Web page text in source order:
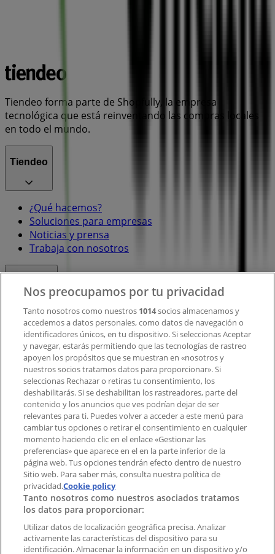
Tiendeo forma parte de Shopfully, la empresa
tecnológica que está reinventando las compras locales
en todo el mundo.
Tiendeo
¿Qué hacemos?
Soluciones para empresas
Noticias y prensa
Trabaja con nosotros
Contacto comercial y de marketing
Tienda mal colocada en el mapa
Notificar un folleto
¿Encontraste un problema en la web o en la
aplicación?
Índices
Marcas
Marcas locales
Negocios
Negocios cercanos
Productos
Productos locales
Ciudades
Nos preocupamos por tu privacidad
Tanto nosotros como nuestros 1014socios almacenamos y
accedemos a datos personales, como datos de navegación o
identificadores únicos, en tu dispositivo. Si seleccionas Aceptar
y navegar, estarás permitiendo que las tecnologías de rastreo
apoyen los propósitos que se muestran en «nosotros y
nuestros socios tratamos datos para proporcionar». Si
seleccionas Rechazar o retiras tu consentimiento, los
deshabilitarás. Si se deshabilitan los rastreadores, parte del
contenido y los anuncios que ves podrían dejar de ser
relevantes para ti. Puedes volver a acceder a este menú para
cambiar tus opciones o retirar el consentimiento en cualquier
momento haciendo clic en el enlace «Gestionar las
preferencias» que aparece en el en la parte inferior de la
página web. Tus opciones tendrán efecto dentro de nuestro
Sitio web. Para saber más, consulta nuestra política de
privacidad.Cookie policy
Tanto nosotros como nuestros asociados tratamos
los datos para proporcionar:
Utilizar datos de localización geográfica precisa. Analizar
activamente las características del dispositivo para su
identificación. Almacenar la información en un dispositivo y/o